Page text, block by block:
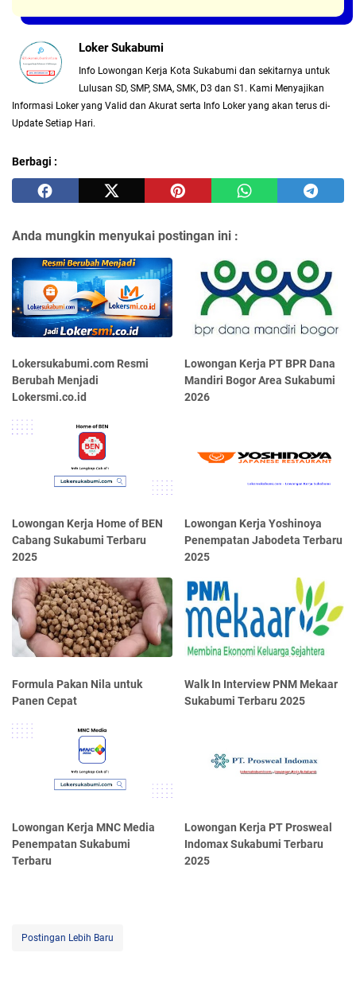
Loker Sukabumi
Info Lowongan Kerja Kota Sukabumi dan sekitarnya untuk
Lulusan SD, SMP, SMA, SMK, D3 dan S1. Kami Menyajikan
Informasi Loker yang Valid dan Akurat serta Info Loker yang akan terus di-
Update Setiap Hari.
Berbagi :
Anda mungkin menyukai postingan ini :
Lokersukabumi.com Resmi
Berubah Menjadi
Lokersmi.co.id
Lowongan Kerja PT BPR Dana
Mandiri Bogor Area Sukabumi
2026
Lowongan Kerja Home of BEN
Cabang Sukabumi Terbaru
2025
Lowongan Kerja Yoshinoya
Penempatan Jabodeta Terbaru
2025
Formula Pakan Nila untuk
Panen Cepat
Walk In Interview PNM Mekaar
Sukabumi Terbaru 2025
Lowongan Kerja MNC Media
Penempatan Sukabumi
Terbaru
Lowongan Kerja PT Prosweal
Indomax Sukabumi Terbaru
2025
Postingan Lebih Baru